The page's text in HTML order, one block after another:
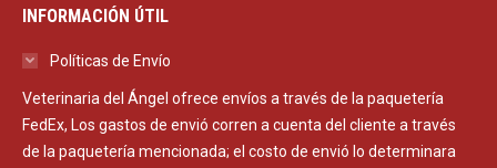
INFORMACIÓN ÚTIL
Políticas de Envío
Veterinaria del Ángel ofrece envíos a través de la paquetería
FedEx, Los gastos de envió corren a cuenta del cliente a través
de la paquetería mencionada; el costo de envió lo determinara